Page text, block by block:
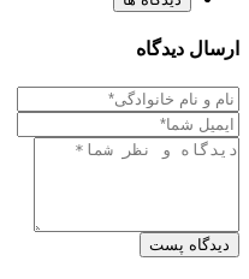
ارسال دیدگاه
دیدگاه پست